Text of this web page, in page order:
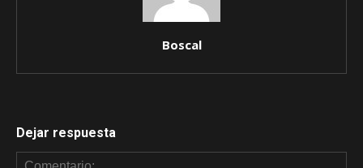
Boscal
Dejar respuesta